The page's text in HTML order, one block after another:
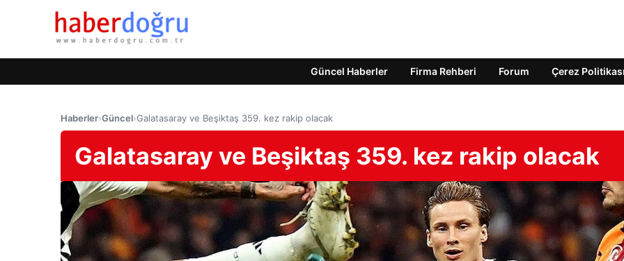
Güncel Haberler Firma Rehberi Forum Çerez Politikası
Haberler›Güncel›Galatasaray ve Beşiktaş 359. kez rakip olacak
Galatasaray ve Beşiktaş 359. kez rakip olacak